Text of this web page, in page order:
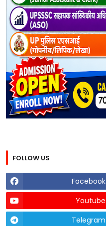
FOLLOW US
Facebook
Youtube
Telegram